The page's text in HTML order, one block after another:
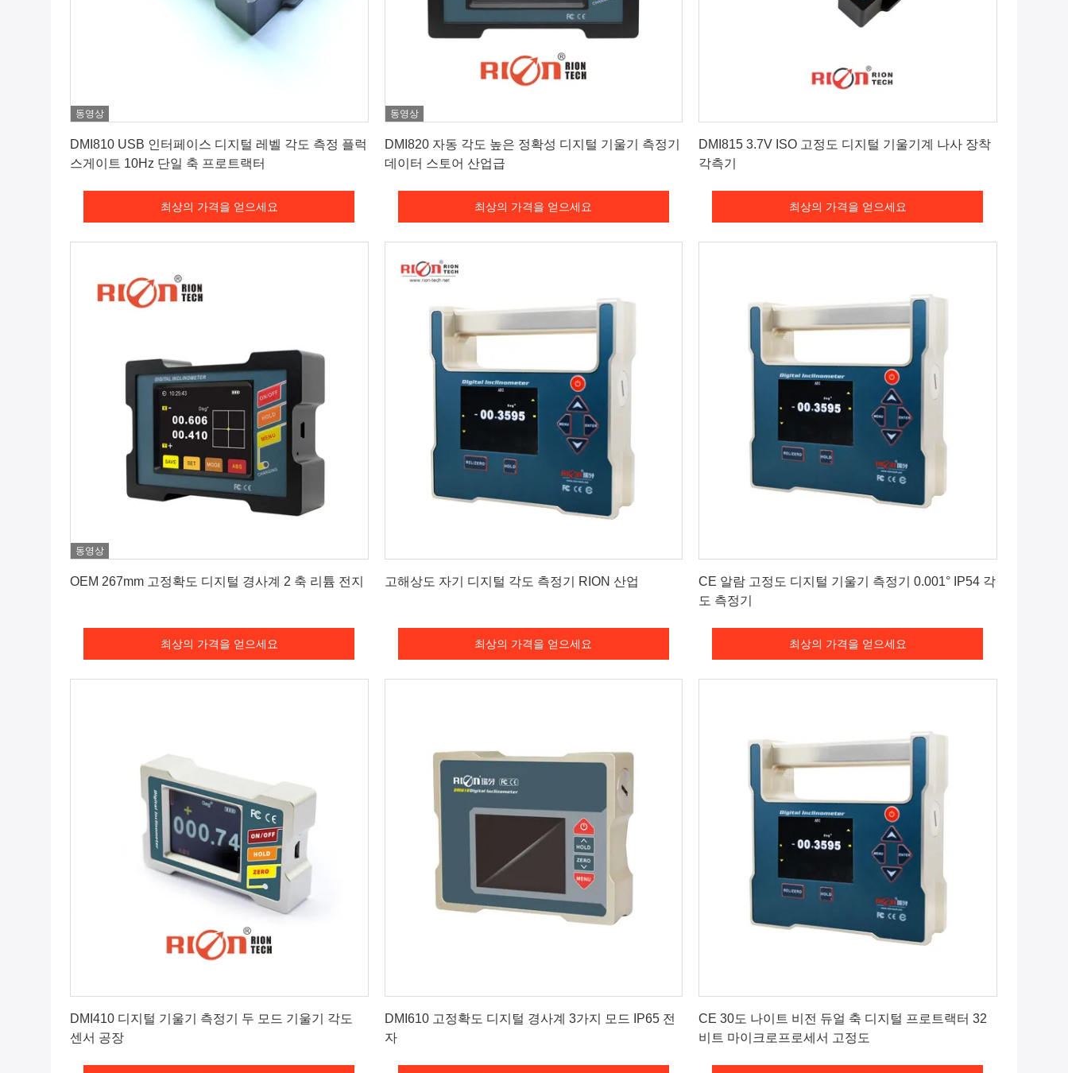
동영상
DMI810 USB 인터페이스 디지털 레벨 각도 측정 플럭
스게이트 10Hz 단일 축 프로트랙터
최상의 가격을 얻으세요
동영상
DMI820 자동 각도 높은 정확성 디지털 기울기 측정기
데이터 스토어 산업급
최상의 가격을 얻으세요
DMI815 3.7V ISO 고정도 디지털 기울기계 나사 장착
각측기
최상의 가격을 얻으세요
동영상
OEM 267mm 고정확도 디지털 경사계 2 축 리튬 전지
최상의 가격을 얻으세요
고해상도 자기 디지털 각도 측정기 RION 산업
최상의 가격을 얻으세요
CE 알람 고정도 디지털 기울기 측정기 0.001° IP54 각
도 측정기
최상의 가격을 얻으세요
DMI410 디지털 기울기 측정기 두 모드 기울기 각도
센서 공장
DMI610 고정확도 디지털 경사계 3가지 모드 IP65 전
자
CE 30도 나이트 비전 듀얼 축 디지털 프로트랙터 32
비트 마이크로프로세서 고정도